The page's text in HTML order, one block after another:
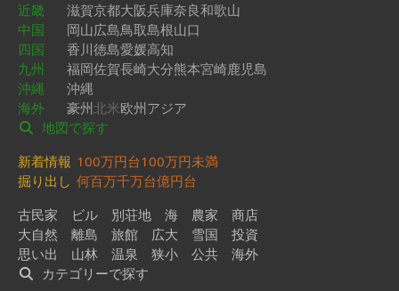
近畿
滋賀京都大阪兵庫奈良和歌山
中国
岡山広島鳥取島根山口
四国
香川徳島愛媛高知
九州
福岡佐賀長崎大分熊本宮崎鹿児島
沖縄
沖縄
海外
豪州北米欧州アジア
地図で探す
新着情報 100万円台100万円未満
掘り出し 何百万千万台億円台
古民家
ビル 別荘地 海 農家
商店
大自然
離島 旅館 広大 雪国
投資
思い出
山林 温泉 狭小 公共
海外
カテゴリーで探す